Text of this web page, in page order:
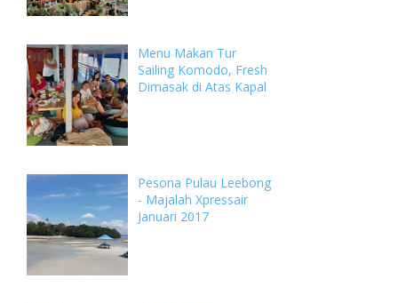
Menu Makan Tur
Sailing Komodo, Fresh
Dimasak di Atas Kapal
Pesona Pulau Leebong
- Majalah Xpressair
Januari 2017